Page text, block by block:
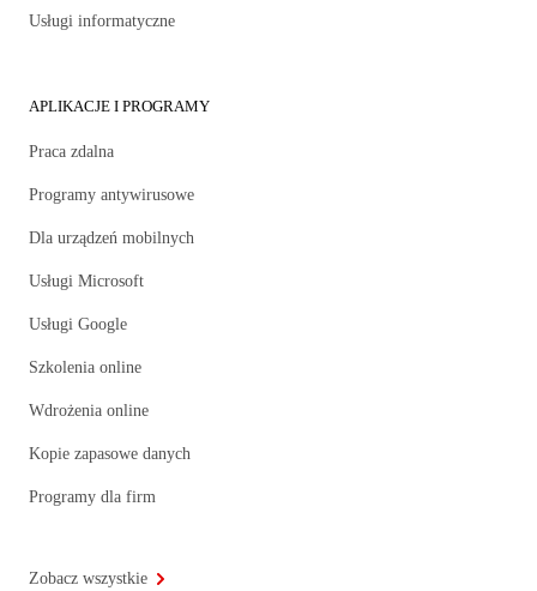
Usługi informatyczne
APLIKACJE I PROGRAMY
Praca zdalna
Programy antywirusowe
Dla urządzeń mobilnych
Usługi Microsoft
Usługi Google
Szkolenia online
Wdrożenia online
Kopie zapasowe danych
Programy dla firm
Zobacz wszystkie